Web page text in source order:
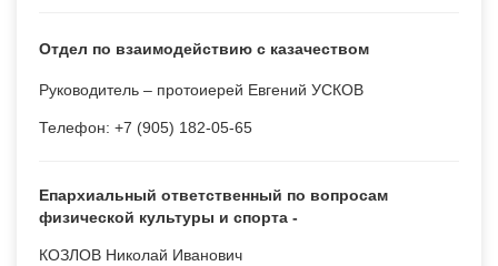
Отдел по взаимодействию с казачеством
Руководитель – протоиерей Евгений УСКОВ
Телефон: +7 (905) 182-05-65
Епархиальный ответственный по вопросам
физической культуры и спорта -
КОЗЛОВ Николай Иванович